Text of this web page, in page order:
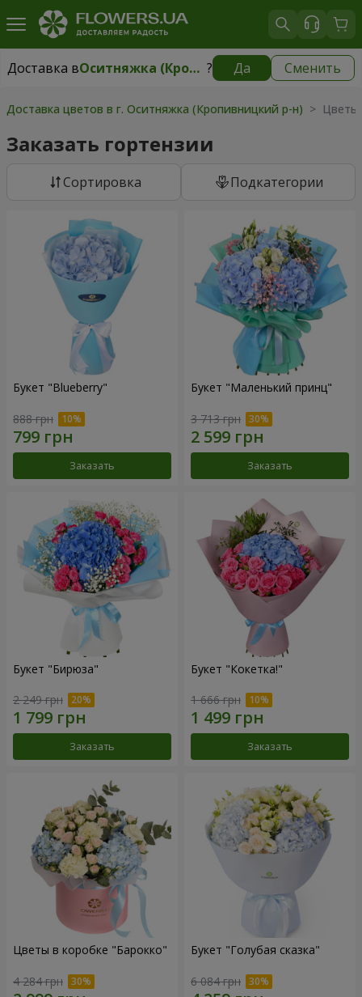
Доставка в Оситняжка (Кропивницкий р-н) ? Да Сменить
Доставка вОситняжка (Кропивницкий р-н) |бесплатно
Доставка цветов в г. Оситняжка (Кропивницкий р-н) > Цветы
Заказать гортензии
Cортировка Подкатегории
Букет "Blueberry"
888 грн
Заказать
Букет "Маленький принц"
3 713 грн
Заказать
Букет "Бирюза"
2 249 грн
Заказать
Букет "Кокетка!"
1 666 грн
Заказать
Цветы в коробке "Барокко"
4 284 грн
Букет "Голубая сказка"
6 084 грн